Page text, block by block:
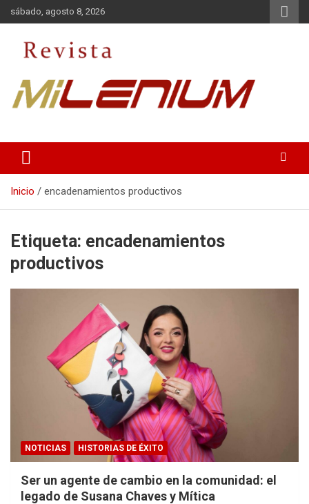
Saltar
al
sábado, agosto 8, 2026
Inicio encadenamientos productivos
Etiqueta: encadenamientos
productivos
NOTICIAS HISTORIAS DE ÉXITO
Ser un agente de cambio en la comunidad: el
legado de Susana Chaves y Mítica